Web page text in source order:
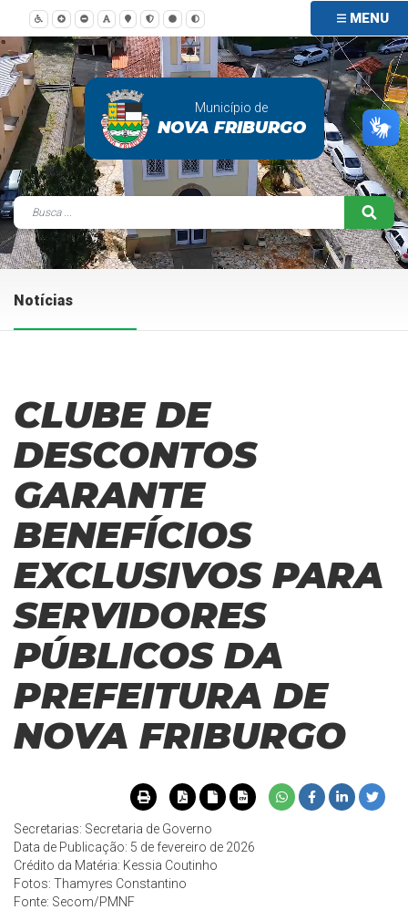
MENU
Município de
NOVA FRIBURGO
Notícias
CLUBE DE
DESCONTOS
GARANTE
BENEFÍCIOS
EXCLUSIVOS PARA
SERVIDORES
PÚBLICOS DA
PREFEITURA DE
NOVA FRIBURGO
Secretarias: Secretaria de Governo
Data de Publicação: 5 de fevereiro de 2026
Crédito da Matéria: Kessia Coutinho
Fotos: Thamyres Constantino
Fonte: Secom/PMNF